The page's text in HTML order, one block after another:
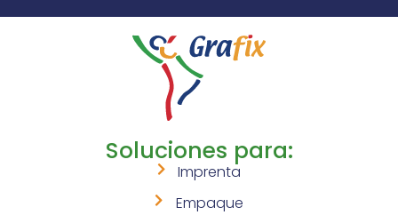
Soluciones para:
Imprenta
Empaque